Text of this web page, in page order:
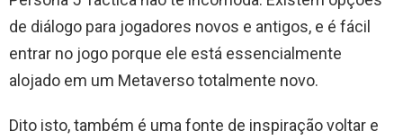
de diálogo para jogadores novos e antigos, e é fácil
entrar no jogo porque ele está essencialmente
alojado em um Metaverso totalmente novo.
Dito isto, também é uma fonte de inspiração voltar e